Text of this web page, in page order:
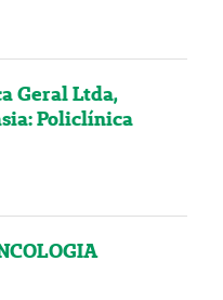
Geral Ltda,
Policlínica